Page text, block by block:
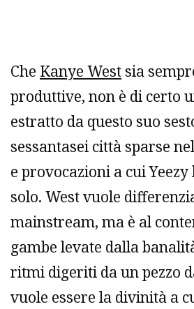
Che Kanye Westsia
produttive, non è di certo
estratto da questo suo
sessantasei città sparse
e provocazioni a cui
solo. West vuole
mainstream, ma è al
gambe levate dalla
ritmi digeriti da un pezzo
vuole essere la divinità a